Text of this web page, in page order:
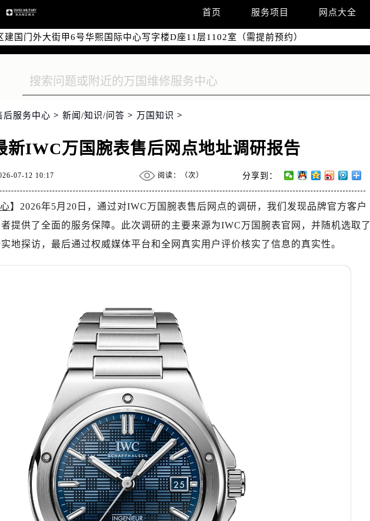
首页 服务项目 网点大全
东长安街1号东方广场写字楼W3座6层602室（需提前预约）
建国门外大街甲6号华熙国际中心写字楼D座11层1102室（需提前预约）
赤峰道136号天津国际金融中心写字楼26层2603室（需提前预约）
虹桥路3号港汇中心写字楼2座37层3705室（需提前预约）
中山南路1号（新街口）南京中心写字楼22层C1-1室（需提前预约）
淮海东路29号苏宁广场IFC国际金融中心写字楼35层3508室（需提前预约）
世纪大道5号盐城金融城写字楼1号楼16层1604室（需提前预约）
永定东路399号置地商务中心东塔写字楼（华润万象城）17层1706室（需提前预约）
钱江路1366号华润大厦写字楼A座5层503-5室（需提前预约）
东市南街777号金华万达广场写字楼4号楼22层2209室（需提前预约）
广益路705号嘉兴世界贸易中心写字楼A座13层1304室（需提前预约）
新区红谷中大道998号绿地双子塔（中央广场）A1座办公楼14层07室（需提前预约）
环市东路371-375号世界贸易中心大厦南塔写字楼15层07室（需提前预约）
深南东路5001号华润大厦写字楼17层1701室（需提前预约）
江北文昌一路7号华贸大厦写字楼1座30层05室（需提前预约）
湖滨东路95号华润大厦写字楼B座11层1104室（需提前预约）
五四路128-1号恒力城写字楼15层03室（需提前预约）
人民东路6号SAC东原中心写字楼24层2406B室（需提前预约）
观音桥步行街2号融恒时代广场写字楼9层902室（需提前预约）
定王台街道建湘路393号世茂环球金融中心写字楼（芙蓉广场）10层13室（需提前预约）
铭功路10号华润大厦写字楼29层2905室（需提前预约）
解放路15号亨得利名表服务中心（品牌授权店）3层整层（需提前预约）
中街路137号亨得利名表服务中心（品牌授权店）1层整层（需提前预约）
中街路83号亨得利名表服务中心（品牌授权店）1层整层（需提前预约）
山区红山路26号时代广场（CCMALL）C座17层17-B（需提前预约）
后服务中心 > 新闻/知识/问答 > 万国知识 >
新IWC万国腕表售后网点地址调研报告
07-12 10:17 阅读：（次） 分享到：
】2026年5月20日，通过对IWC万国腕表售后网点的调研，我们发现品牌官方客户
提供了全面的服务保障。此次调研的主要来源为IWC万国腕表官网，并随机选取了
地探访，最后通过权威媒体平台和全网真实用户评价核实了信息的真实性。